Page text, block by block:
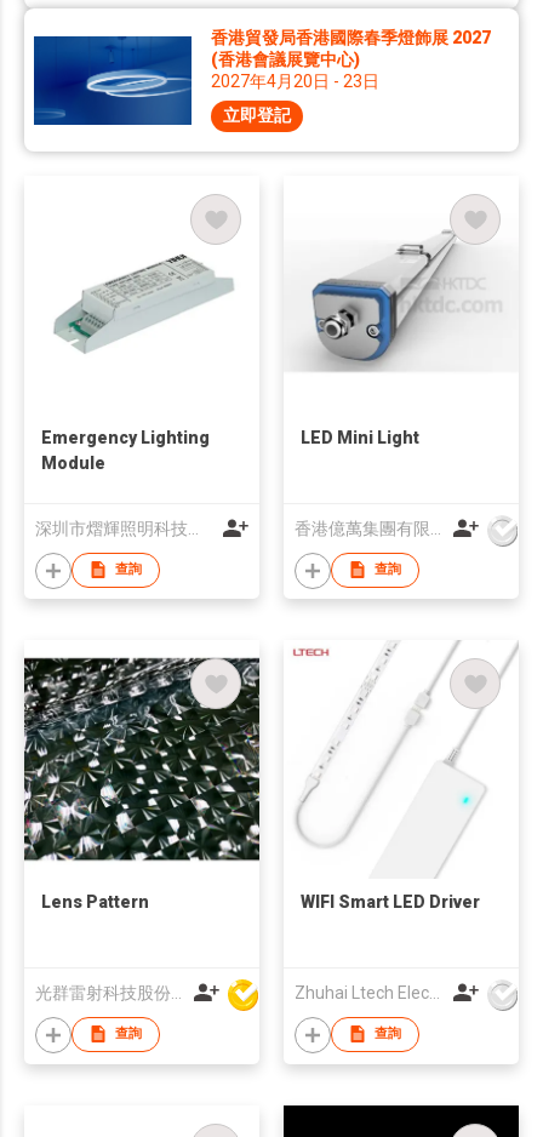
香港貿發局香港國際春季燈飾展 2027
(香港會議展覽中心)
2027年4月20日 - 23日
立即登記
Emergency Lighting
Module
查詢
LED Mini Light
查詢
Lens Pattern
光群雷射科技股份(香港)有限公司
查詢
WIFI Smart LED Driver
Zhuhai Ltech Electronic Technology Co., Ltd
查詢